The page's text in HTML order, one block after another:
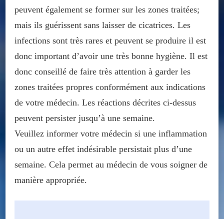
peuvent également se former sur les zones traitées;
mais ils guérissent sans laisser de cicatrices. Les
infections sont très rares et peuvent se produire il est
donc important d’avoir une très bonne hygiène. Il est
donc conseillé de faire très attention à garder les
zones traitées propres conformément aux indications
de votre médecin. Les réactions décrites ci-dessus
peuvent persister jusqu’à une semaine.
Veuillez informer votre médecin si une inflammation
ou un autre effet indésirable persistait plus d’une
semaine. Cela permet au médecin de vous soigner de
manière appropriée.